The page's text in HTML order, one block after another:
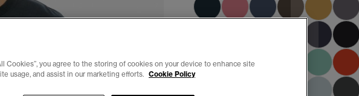
Cookies”, you agree to the storing of cookies on your device to enhance site
usage, and assist in our marketing efforts. Cookie Policy